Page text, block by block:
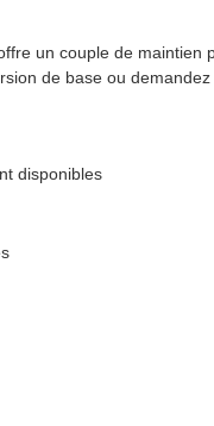
un couple de
de base ou
disponibles